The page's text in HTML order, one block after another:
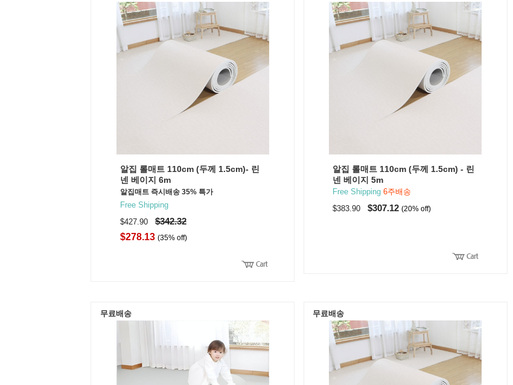
알집 롤매트 110cm (두께 1.5cm)- 린
넨 베이지 6m
알집매트 즉시배송 35% 특가
Free Shipping
$427.90$342.32
$278.13 (35% off)
알집 롤매트 110cm (두께 1.5cm) - 린
넨 베이지 5m
Free Shipping 6주배송
$383.90$307.12(20% off)
무료배송 무료배송